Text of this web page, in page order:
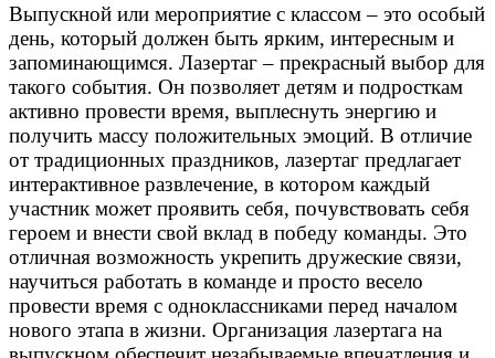
Выпускной или мероприятие с классом – это особый
день, который должен быть ярким, интересным и
запоминающимся. Лазертаг – прекрасный выбор для
такого события. Он позволяет детям и подросткам
активно провести время, выплеснуть энергию и
получить массу положительных эмоций. В отличие
от традиционных праздников, лазертаг предлагает
интерактивное развлечение, в котором каждый
участник может проявить себя, почувствовать себя
героем и внести свой вклад в победу команды. Это
отличная возможность укрепить дружеские связи,
научиться работать в команде и просто весело
провести время с одноклассниками перед началом
нового этапа в жизни. Организация лазертага на